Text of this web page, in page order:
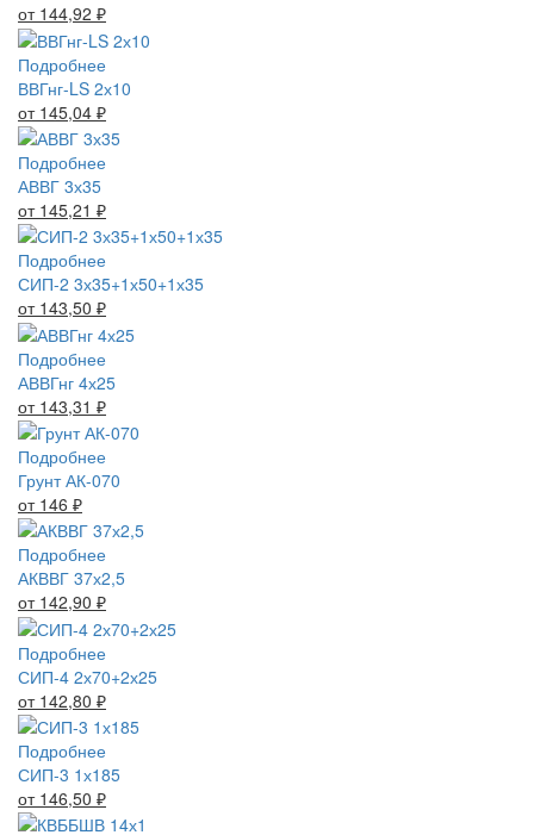
от 144,92 ₽
Подробнее
ВВГнг-LS 2х10
от 145,04 ₽
Подробнее
АВВГ 3х35
от 145,21 ₽
Подробнее
СИП-2 3х35+1х50+1х35
от 143,50 ₽
Подробнее
АВВГнг 4х25
от 143,31 ₽
Подробнее
Грунт АК-070
от 146 ₽
Подробнее
АКВВГ 37х2,5
от 142,90 ₽
Подробнее
СИП-4 2х70+2х25
от 142,80 ₽
Подробнее
СИП-3 1х185
от 146,50 ₽